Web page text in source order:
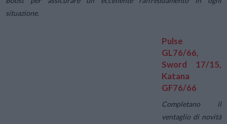
situazione.
Pulse
GL76/66,
Sword 17/15,
Katana
GF76/66
Completano il
ventaglio di novità